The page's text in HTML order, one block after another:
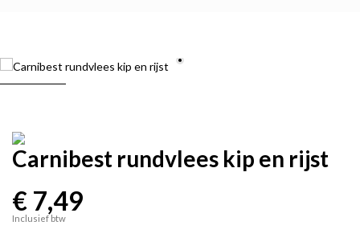
Carnibest rundvlees kip en rijst
€ 7,49
Inclusief btw